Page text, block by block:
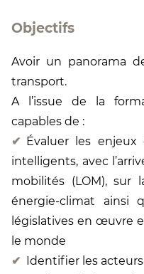
Objectifs
Avoir un panorama
transport.
A l’issue de la
capables de :
Évaluer les
intelligents, avec
mobilités (LOM), sur
énergie-climat ainsi
législatives en œuvre
le monde
Identifier les